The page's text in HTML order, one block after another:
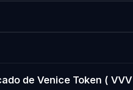
de Venice Token ( VVV